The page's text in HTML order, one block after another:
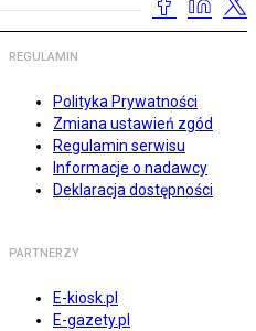
REGULAMIN
Polityka Prywatności
Zmiana ustawień zgód
Regulamin serwisu
Informacje o nadawcy
Deklaracja dostępności
PARTNERZY
E-kiosk.pl
E-gazety.pl